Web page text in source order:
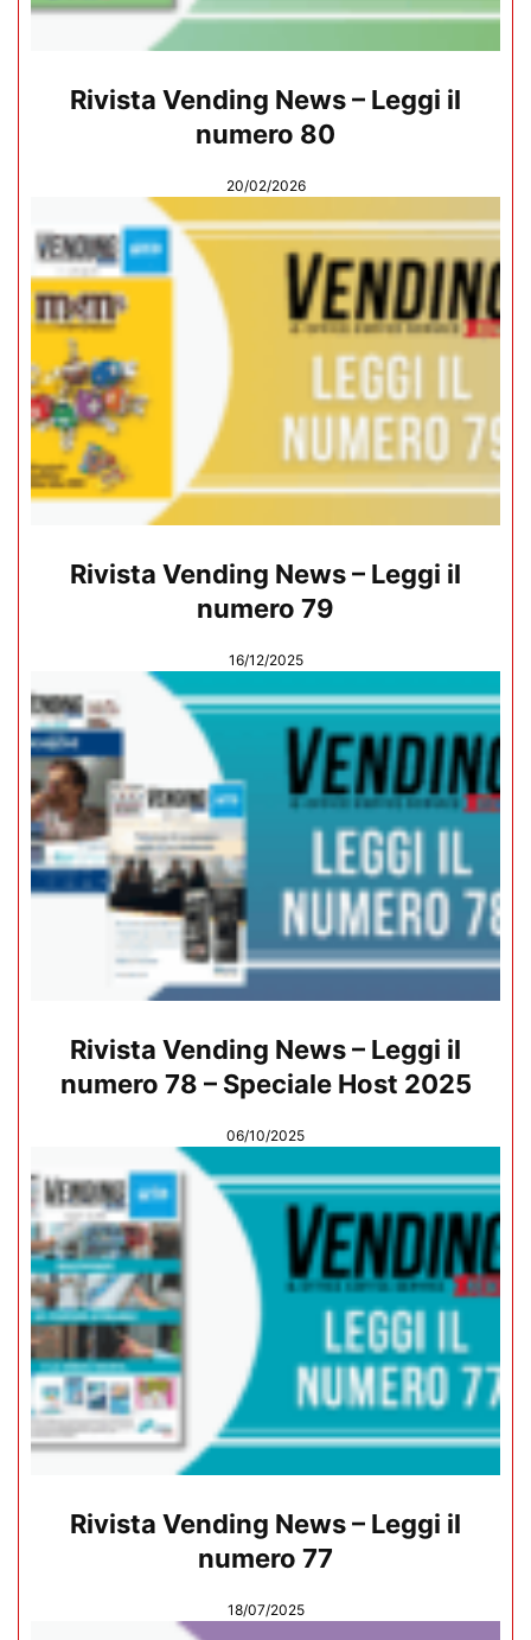
Rivista Vending News – Leggi il
numero 80
20/02/2026
Rivista Vending News – Leggi il
numero 79
16/12/2025
Rivista Vending News – Leggi il
numero 78 – Speciale Host 2025
06/10/2025
Rivista Vending News – Leggi il
numero 77
18/07/2025